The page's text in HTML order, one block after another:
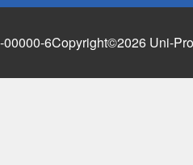
00000-6Copyright©2026 Uni-